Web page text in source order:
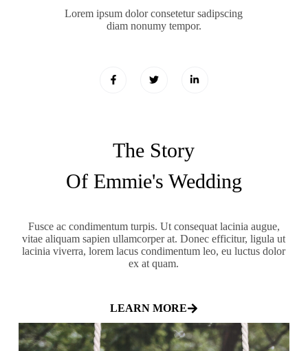
Lorem ipsum dolor consetetur sadipscing
diam nonumy tempor.
The Story
Of Emmie's Wedding
Fusce ac condimentum turpis. Ut consequat lacinia augue,
vitae aliquam sapien ullamcorper at. Donec efficitur, ligula ut
lacinia viverra, lorem lacus condimentum leo, eu luctus dolor
ex at quam.
LEARN MORE